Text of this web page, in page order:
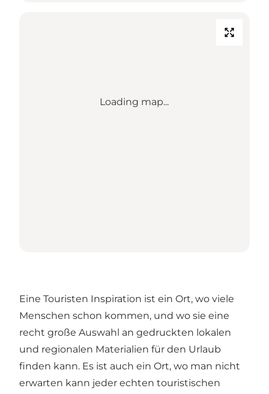
Loading map...
Eine Touristen Inspiration ist ein Ort, wo viele
Menschen schon kommen, und wo sie eine
recht große Auswahl an gedruckten lokalen
und regionalen Materialien für den Urlaub
finden kann. Es ist auch ein Ort, wo man nicht
erwarten kann jeder echten touristischen